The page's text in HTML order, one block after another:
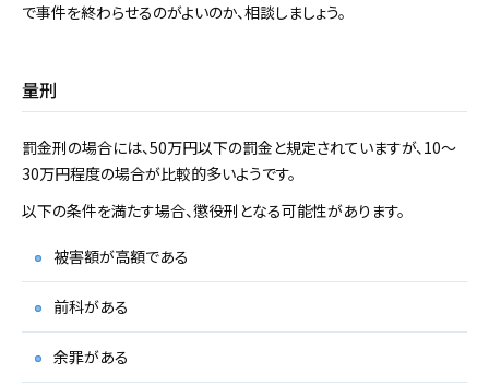
で事件を終わらせるのがよいのか、相談しましょう。
量刑
罰金刑の場合には、50万円以下の罰金と規定されていますが、10～
30万円程度の場合が比較的多いようです。
以下の条件を満たす場合、懲役刑となる可能性があります。
被害額が高額である
前科がある
余罪がある